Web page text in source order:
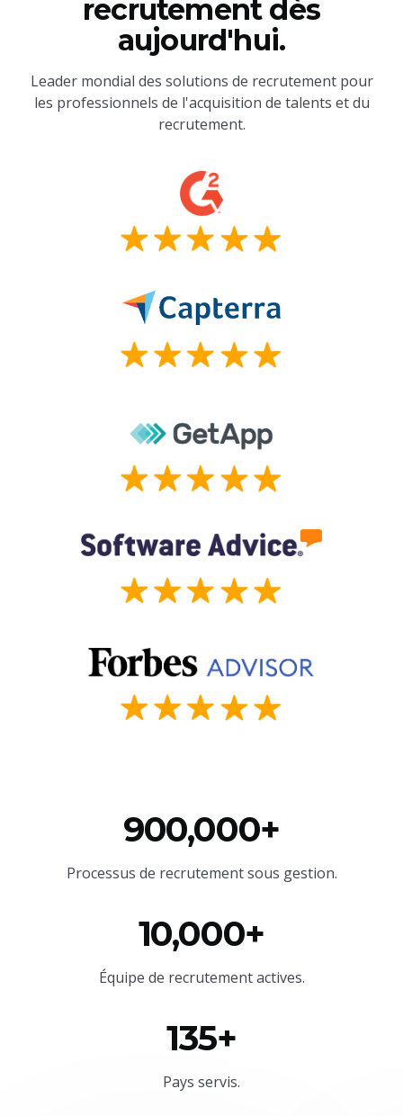
recrutement dès
aujourd'hui.
Leader mondial des solutions de recrutement pour
les professionnels de l'acquisition de talents et du
recrutement.
900,000+
Processus de recrutement sous gestion.
10,000+
Équipe de recrutement actives.
135+
Pays servis.